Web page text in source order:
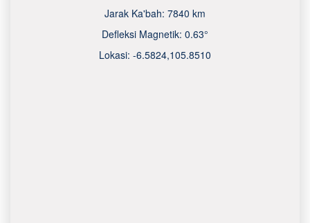
Jarak Ka'bah: 7840 km
Defleksi Magnetik: 0.63°
Lokasi: -6.5824,105.8510